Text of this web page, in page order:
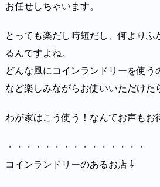
お任せしちゃいます。
とっても楽だし時短だし、何よりふ
るんですよね。
どんな風にコインランドリーを使う
など楽しみながらお使いいただけた
わが家はこう使う！なんてお声もお
・・・・・・・・・・・・・・・
コインランドリーのあるお店 ⇩⁡⁡⁡⁡⁡